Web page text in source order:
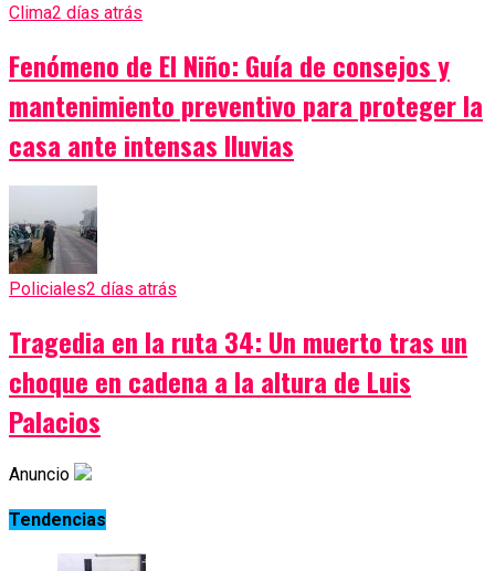
Clima2 días atrás
Fenómeno de El Niño: Guía de consejos y
mantenimiento preventivo para proteger la
casa ante intensas lluvias
Policiales2 días atrás
Tragedia en la ruta 34: Un muerto tras un
choque en cadena a la altura de Luis
Palacios
Anuncio
Tendencias